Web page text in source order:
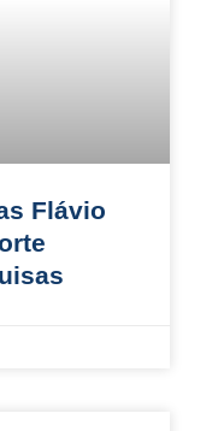
Flávio